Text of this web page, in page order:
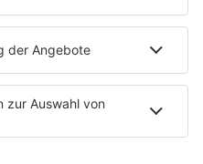
Neustart: Deshalb sind
aufbereitete Smartphones
oft die bessere